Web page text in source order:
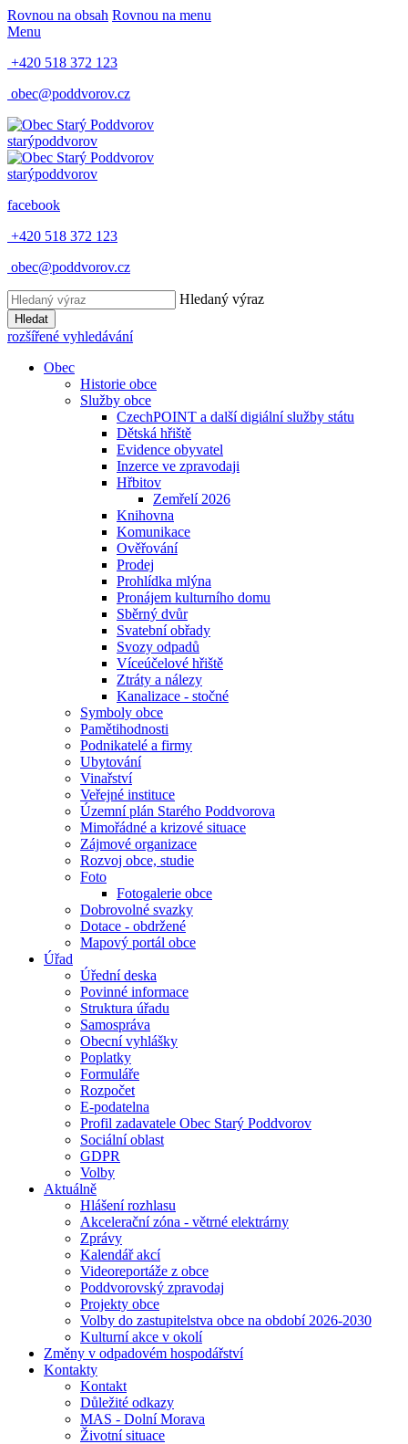
Rovnou na obsah Rovnou na menu
Menu
+420 518 372 123
obec@poddvorov.cz
starýpoddvorov
starýpoddvorov
facebook
+420 518 372 123
obec@poddvorov.cz
Hledaný výraz
Hledat
rozšířené vyhledávání
Obec
Historie obce
Služby obce
CzechPOINT a další digiální služby státu
Dětská hřiště
Evidence obyvatel
Inzerce ve zpravodaji
Hřbitov
Zemřelí 2026
Knihovna
Komunikace
Ověřování
Prodej
Prohlídka mlýna
Pronájem kulturního domu
Sběrný dvůr
Svatební obřady
Svozy odpadů
Víceúčelové hřiště
Ztráty a nálezy
Kanalizace - stočné
Symboly obce
Pamětihodnosti
Podnikatelé a firmy
Ubytování
Vinařství
Veřejné instituce
Územní plán Starého Poddvorova
Mimořádné a krizové situace
Zájmové organizace
Rozvoj obce, studie
Foto
Fotogalerie obce
Dobrovolné svazky
Dotace - obdržené
Mapový portál obce
Úřad
Úřední deska
Povinné informace
Struktura úřadu
Samospráva
Obecní vyhlášky
Poplatky
Formuláře
Rozpočet
E-podatelna
Profil zadavatele Obec Starý Poddvorov
Sociální oblast
GDPR
Volby
Aktuálně
Hlášení rozhlasu
Akcelerační zóna - větrné elektrárny
Zprávy
Kalendář akcí
Videoreportáže z obce
Poddvorovský zpravodaj
Projekty obce
Volby do zastupitelstva obce na období 2026-2030
Kulturní akce v okolí
Změny v odpadovém hospodářství
Kontakty
Kontakt
Důležité odkazy
MAS - Dolní Morava
Životní situace